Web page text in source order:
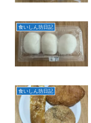
食いしん坊日記
食いしん坊日記